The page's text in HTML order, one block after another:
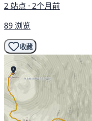
2 站点 · 2个月前
89 浏览
收藏